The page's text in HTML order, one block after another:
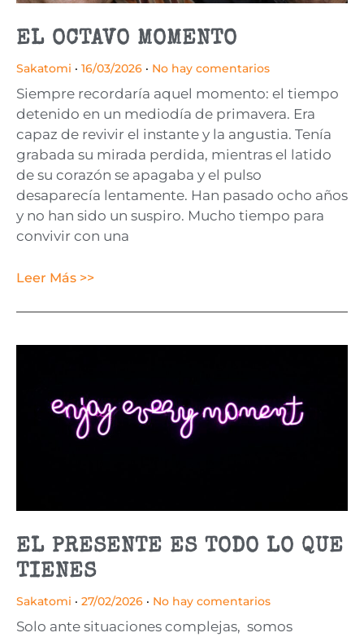
EL OCTAVO MOMENTO
Sakatomi 16/03/2026 No hay comentarios
Siempre recordaría aquel momento: el tiempo
detenido en un mediodía de primavera. Era
capaz de revivir el instante y la angustia. Tenía
grabada su mirada perdida, mientras el latido
de su corazón se apagaba y el pulso
desaparecía lentamente. Han pasado ocho años
y no han sido un suspiro. Mucho tiempo para
convivir con una
Leer Más >>
EL PRESENTE ES TODO LO QUE
TIENES
Sakatomi 27/02/2026 No hay comentarios
Solo ante situaciones complejas, somos